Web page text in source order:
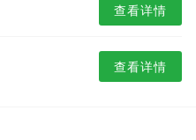
查看详情
查看详情